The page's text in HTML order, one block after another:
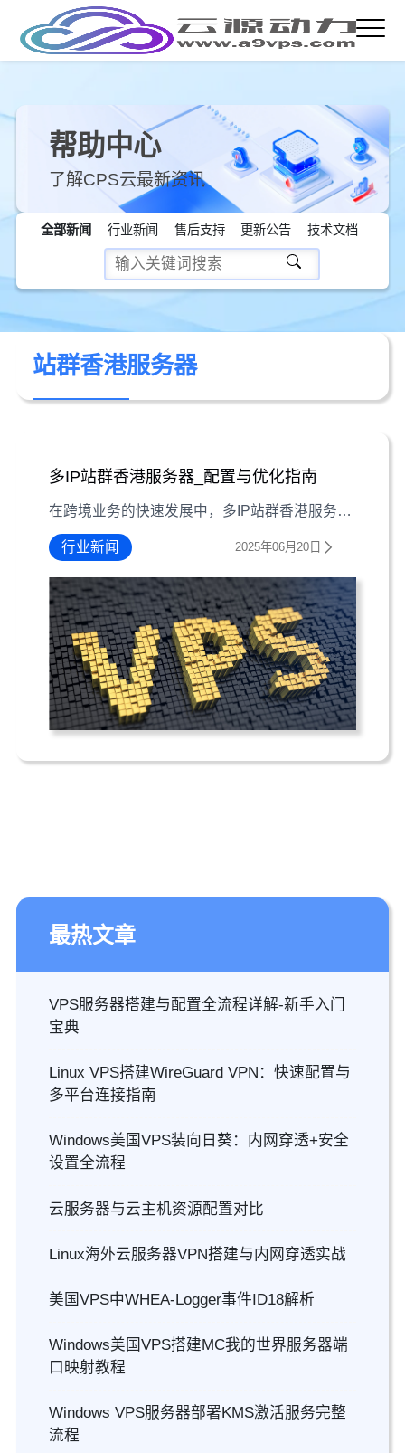
帮助中心
了解CPS云最新资讯
全部新闻 行业新闻 售后支持 更新公告 技术文档
站群香港服务器
多IP站群香港服务器_配置与优化指南
在跨境业务的快速发展中，多IP站群香港服务器凭借其独特的区位优势和法律政策成为众多企业的战略选择。本文将深度解析此类服务器的核心配置要点，从硬件选型到安全设置，从IP资源分配到SEO优化策略，为运营者提供涵盖建站全周期的系统指导方案。 多IP站群香港服务器配置与优化实战指南 一、硬件选型与基础环境构建 搭建多IP站群服务器的首要任务是选择适合的硬件配置。对于中小型站群体系
行业新闻 2025年06月20日
最热文章
VPS服务器搭建与配置全流程详解-新手入门
宝典
Linux VPS搭建WireGuard VPN：快速配置与
多平台连接指南
Windows美国VPS装向日葵：内网穿透+安全
设置全流程
云服务器与云主机资源配置对比
Linux海外云服务器VPN搭建与内网穿透实战
美国VPS中WHEA-Logger事件ID18解析
Windows美国VPS搭建MC我的世界服务器端
口映射教程
Windows VPS服务器部署KMS激活服务完整
流程